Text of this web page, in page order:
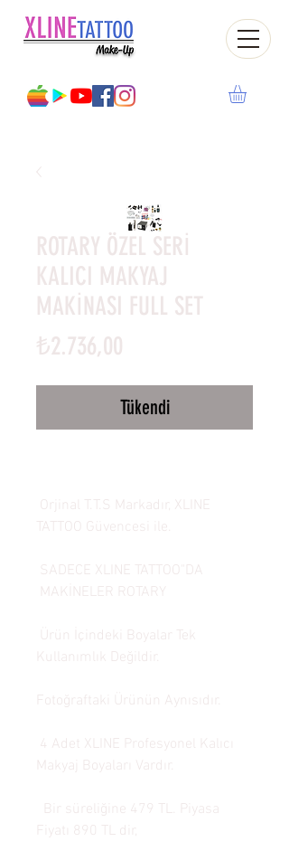
ROTARY ÖZEL SERİ
KALICI MAKYAJ
MAKİNASI FULL SET
₺2.736,00
Tükendi
Orjinal T.T.S Markadır, XLINE
TATTOO Güvencesi ile.
SADECE XLINE TATTOO"DA
MAKİNELER ROTARY
Ürün İçindeki Boyalar Tek
Kullanımlık Değildir.
Fotoğraftaki Ürünün Aynısıdır.
4 Adet XLINE Profesyonel Kalıcı
Makyaj Boyaları Vardır.
Bir süreliğine 479 TL. Piyasa
Fiyatı 890 TL dir,